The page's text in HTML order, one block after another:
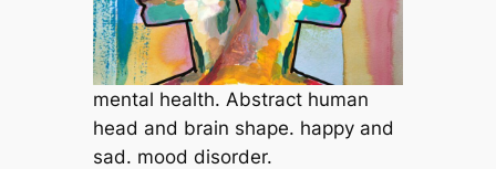
mental health. Abstract human
head and brain shape. happy and
sad. mood disorder.